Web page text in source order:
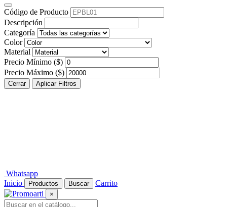
Código de Producto
Descripción
Categoría
Color
Material
Precio Mínimo ($)
Precio Máximo ($)
Cerrar Aplicar Filtros
Whatsapp
Inicio
Productos Buscar Carrito
×